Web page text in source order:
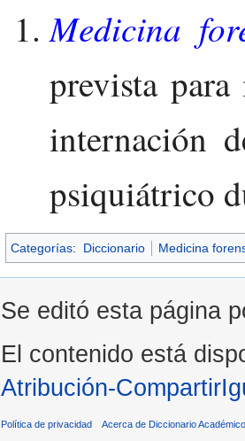
Medicina
prevista
internación
psiquiátrico
Categorías: Diccionario Medicina
Se editó esta página
El contenido está
Atribución-
Política de privacidad Acerca de Diccionario